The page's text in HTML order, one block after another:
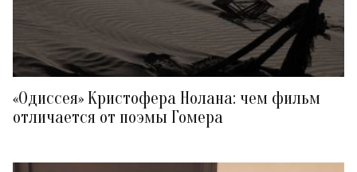
«Одиссея» Кристофера Нолана: чем фильм
отличается от поэмы Гомера